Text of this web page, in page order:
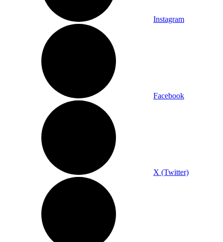
Instagram
Facebook
X (Twitter)